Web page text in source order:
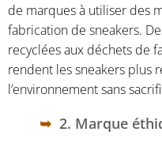
de marques à utiliser des
fabrication de sneakers.
recyclées aux déchets de
rendent les sneakers plus
l’environnement sans
2. Marque